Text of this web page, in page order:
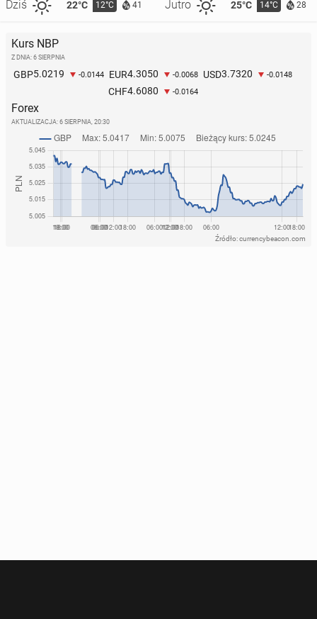
Dziś 22°C 12°C 41 Jutro 25°C 14°C 28
Kurs NBP
Z DNIA: 6 SIERPNIA
GBP5.0219 -0.0144 EUR4.3050 -0.0068 USD3.7320 -0.0148
CHF4.6080 -0.0164
Forex
AKTUALIZACJA: 6 SIERPNIA, 20:30
Źródło: currencybeacon.com